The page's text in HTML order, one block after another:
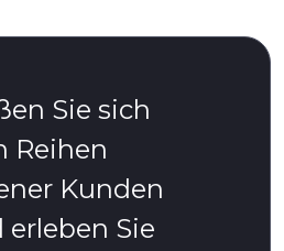
Sie sich
Reihen
Kunden
erleben Sie